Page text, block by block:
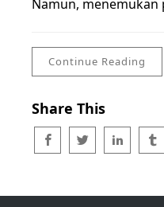
Namun, menemukan
Continue Reading
Share This